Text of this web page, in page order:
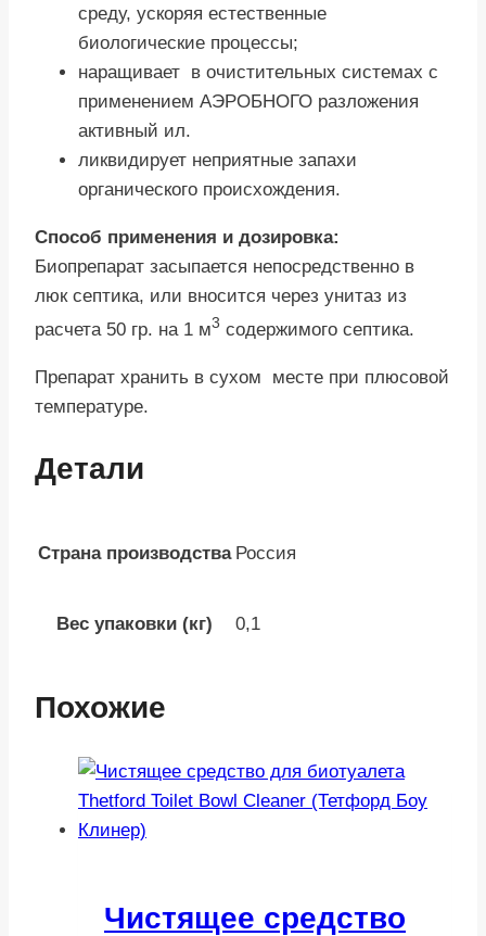
среду, ускоряя естественные
биологические процессы;
наращивает в очистительных системах с
применением АЭРОБНОГО разложения
активный ил.
ликвидирует неприятные запахи
органического происхождения.
Способ применения и дозировка:
Биопрепарат засыпается непосредственно в
люк септика, или вносится через унитаз из
расчета 50 гр. на 1 м3 содержимого септика.
Препарат хранить в сухом месте при плюсовой
температуре.
Детали
Страна производства Россия
Вес упаковки (кг) 0,1
Похожие
Чистящее средство